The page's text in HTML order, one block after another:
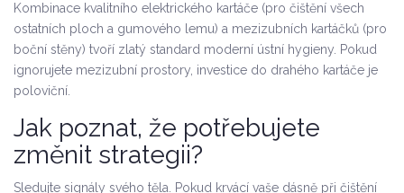
Kombinace kvalitního elektrického kartáče (pro čištění všech
ostatních ploch a gumového lemu) a mezizubních kartáčků (pro
boční stěny) tvoří zlatý standard moderní ústní hygieny. Pokud
ignorujete mezizubní prostory, investice do drahého kartáče je
poloviční.
Jak poznat, že potřebujete
změnit strategii?
Sledujte signály svého těla. Pokud krvácí vaše dásně při čištění